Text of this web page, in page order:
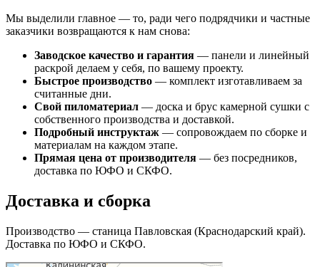
Мы выделили главное — то, ради чего подрядчики и частные
заказчики возвращаются к нам снова:
Заводское качество и гарантия — панели и линейный
раскрой делаем у себя, по вашему проекту.
Быстрое производство — комплект изготавливаем за
считанные дни.
Свой пиломатериал — доска и брус камерной сушки с
собственного производства и доставкой.
Подробный инструктаж — сопровождаем по сборке и
материалам на каждом этапе.
Прямая цена от производителя — без посредников,
доставка по ЮФО и СКФО.
Доставка и сборка
Производство — станица Павловская (Краснодарский край).
Доставка по ЮФО и СКФО.